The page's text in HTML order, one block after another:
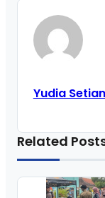
Yudia
Related